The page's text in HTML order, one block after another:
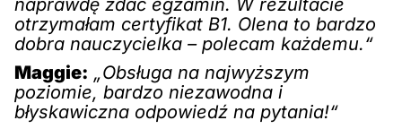
naprawdę zdać egzamin. W rezultacie
otrzymałam certyfikat B1. Olena to bardzo
dobra nauczycielka – polecam każdemu.“
Maggie: „Obsługa na najwyższym
poziomie, bardzo niezawodna i
błyskawiczna odpowiedź na pytania!“